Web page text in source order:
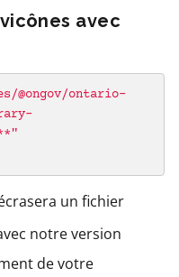
avec
@ongov/ontario-
un fichier
notre version
de votre